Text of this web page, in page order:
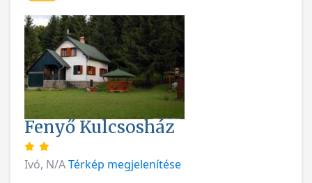
Fenyő Kulcsosház
Ivó, N/ATérkép megjelenítése